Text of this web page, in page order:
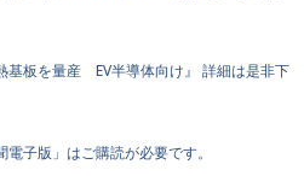
基板を量産 EV半導体向け』 詳細は是非下
子版」はご購読が必要です。